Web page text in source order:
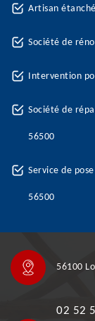
Artisan
Société de
Intervention
Société de
56500
Service de
56500
56100
02 52